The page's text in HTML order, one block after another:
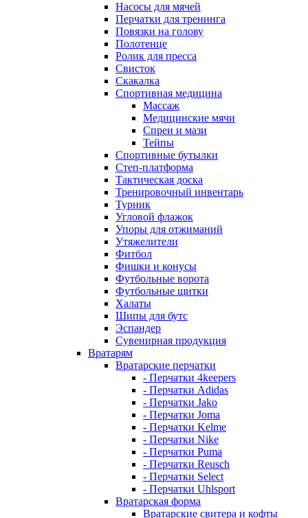
Насосы для мячей
Перчатки для тренинга
Повязки на голову
Полотенце
Ролик для пресса
Свисток
Скакалка
Спортивная медицина
Массаж
Медицинские мячи
Спреи и мази
Тейпы
Спортивные бутылки
Степ-платформа
Тактическая доска
Тренировочный инвентарь
Турник
Угловой флажок
Упоры для отжиманий
Утяжелители
Фитбол
Фишки и конусы
Футбольные ворота
Футбольные щитки
Халаты
Шипы для бутс
Эспандер
Сувенирная продукция
Вратарям
Вратарские перчатки
- Перчатки 4keepers
- Перчатки Adidas
- Перчатки Jako
- Перчатки Joma
- Перчатки Kelme
- Перчатки Nike
- Перчатки Puma
- Перчатки Reusch
- Перчатки Select
- Перчатки Uhlsport
Вратарская форма
Вратарские свитера и кофты